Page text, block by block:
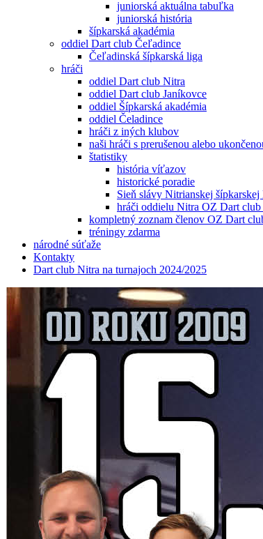
juniorská aktuálna tabuľka
juniorská história
šípkarská akadémia
oddiel Dart club Čeľadince
Čeľadinská šípkarská liga
hráči
oddiel Dart club Nitra
oddiel Dart club Janíkovce
oddiel Šípkarská akadémia
oddiel Čeladince
hráči z iných klubov
naši hráči s prerušenou alebo
štatistiky
história víťazov
historické poradie
Sieň slávy Nitrianskej
hráči oddielu Nitra OZ Dart
kompletný zoznam členov OZ Dart
tréningy zdarma
národné súťaže
Kontakty
Dart club Nitra na turnajoch 2024/2025